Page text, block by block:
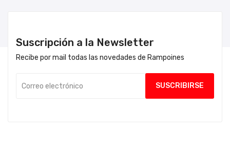
Suscripción a la Newsletter
Recibe por mail todas las novedades de Rampoines